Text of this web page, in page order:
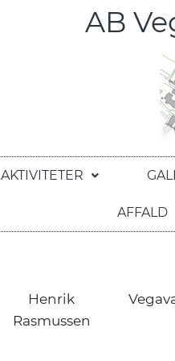
AB
AKTIVITETER
AFFALD
Henrik
Rasmussen